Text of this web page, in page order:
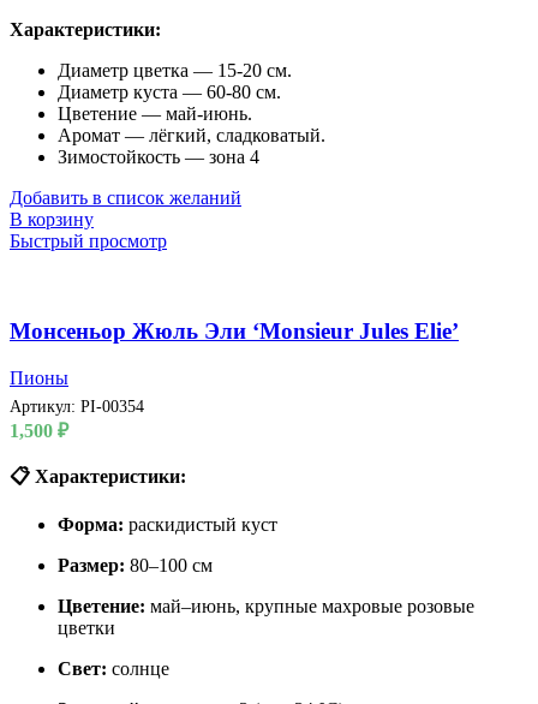
Характеристики:
Диаметр цветка — 15-20 см.
Диаметр куста — 60-80 см.
Цветение — май-июнь.
Аромат — лёгкий, сладковатый.
Зимостойкость — зона 4
Добавить в список желаний
В корзину
Быстрый просмотр
Монсеньор Жюль Эли ‘Monsieur Jules Elie’
Пионы
Артикул: PI-00354
1,500 ₽
📋 Характеристики:
Форма: раскидистый куст
Размер: 80–100 см
Цветение: май–июнь, крупные махровые розовые
цветки
Свет: солнце